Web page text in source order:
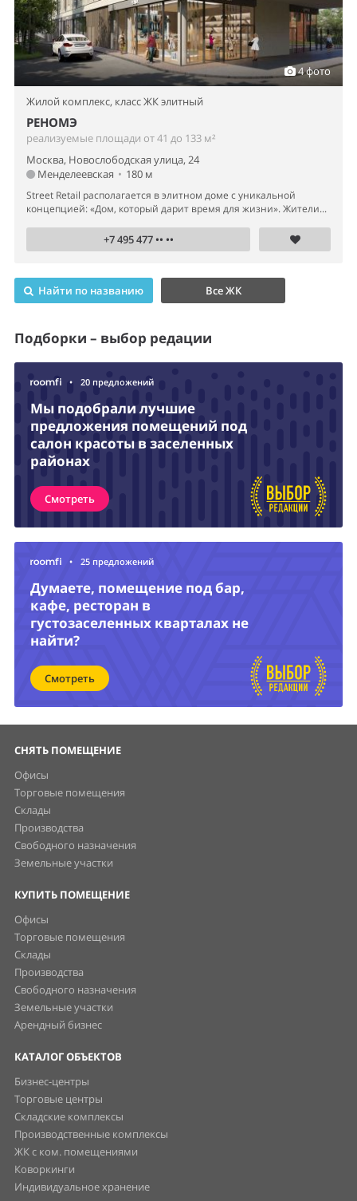
4 фото
Жилой комплекс, класс ЖК элитный
РЕНОМЭ
реализуемые площади от 41 до 133 м²
Москва, Новослободская улица, 24
Менделеевская • 180 м
Street Retail располагается в элитном доме с уникальной
концепцией: «Дом, который дарит время для жизни». Жители...
+7 495 477 •• ••
Найти по названию Все ЖК
Подборки – выбор редации
• 20 предложений
Мы подобрали лучшие
предложения помещений под
салон красоты в заселенных
районах
Смотреть
• 25 предложений
Думаете, помещение под бар,
кафе, ресторан в
густозаселенных кварталах не
найти?
Смотреть
СНЯТЬ ПОМЕЩЕНИЕ
Офисы
Торговые помещения
Склады
Производства
Свободного назначения
Земельные участки
КУПИТЬ ПОМЕЩЕНИЕ
Офисы
Торговые помещения
Склады
Производства
Свободного назначения
Земельные участки
Арендный бизнес
КАТАЛОГ ОБЪЕКТОВ
Бизнес-центры
Торговые центры
Складские комплексы
Производственные комплексы
ЖК с ком. помещениями
Коворкинги
Индивидуальное хранение